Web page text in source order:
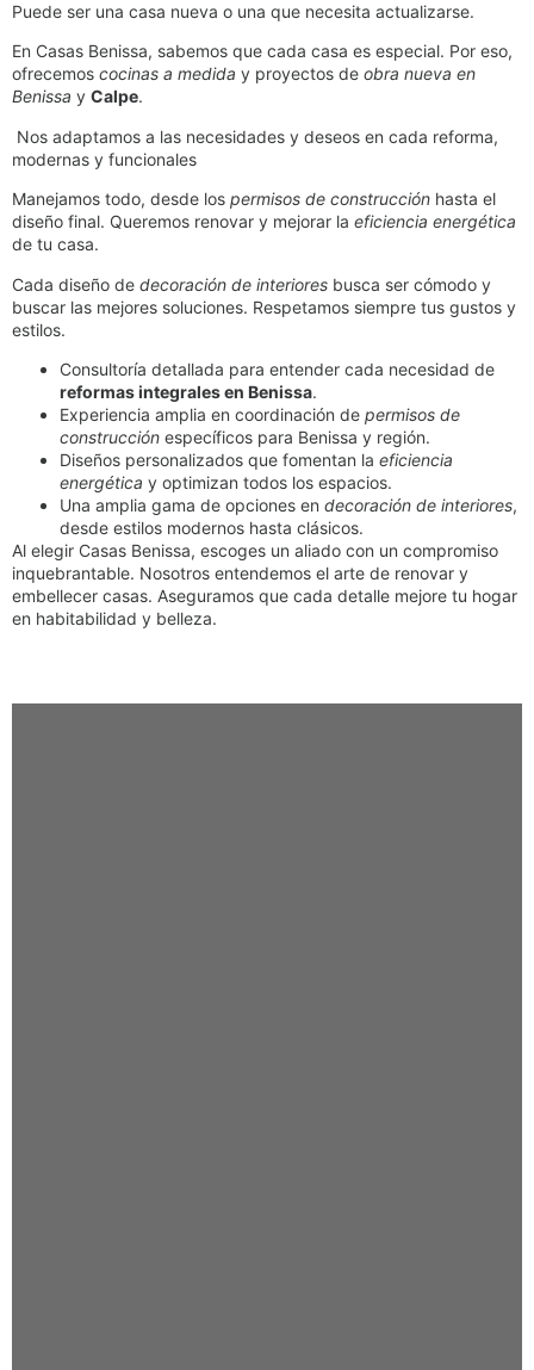
Puede ser una casa nueva o una que necesita actualizarse.
En Casas Benissa, sabemos que cada casa es especial. Por eso,
ofrecemos cocinas a medida y proyectos de obra nueva en
Benissa y Calpe.
Nos adaptamos a las necesidades y deseos en cada reforma,
modernas y funcionales
Manejamos todo, desde los permisos de construcción hasta el
diseño final. Queremos renovar y mejorar la eficiencia energética
de tu casa.
Cada diseño de decoración de interiores busca ser cómodo y
buscar las mejores soluciones. Respetamos siempre tus gustos y
estilos.
Consultoría detallada para entender cada necesidad de
reformas integrales en Benissa.
Experiencia amplia en coordinación de permisos de
construcción específicos para Benissa y región.
Diseños personalizados que fomentan la eficiencia
energética y optimizan todos los espacios.
Una amplia gama de opciones en decoración de interiores,
desde estilos modernos hasta clásicos.
Al elegir Casas Benissa, escoges un aliado con un compromiso
inquebrantable. Nosotros entendemos el arte de renovar y
embellecer casas. Aseguramos que cada detalle mejore tu hogar
en habitabilidad y belleza.